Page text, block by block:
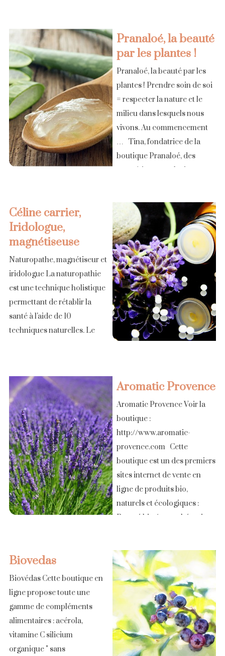
ébullition, [...]
Pranaloé, la beauté
par les plantes !
Pranaloé, la beauté par les
plantes ! Prendre soin de soi
= respecter la nature et le
milieu dans lesquels nous
vivons. Au commencement
… Tina, fondatrice de la
boutique Pranaloé, des
cosmétiques exclusivement
[...]
Céline carrier,
Iridologue,
magnétiseuse
Naturopathe, magnétiseur et
iridologue La naturopathie
est une technique holistique
permettant de rétablir la
santé à l'aide de 10
techniques naturelles. Le
dans [...]
Aromatic Provence
Aromatic Provence Voir la
boutique :
http://www.aromatic-
provence.com Cette
boutique est un des premiers
sites internet de vente en
ligne de produits bio,
naturels et écologiques :
Beauté bio Aromathérapie
Bien-être santé Epicerie fine
Idées cadeaux Maison
Aromatic Provence propose
[...]
Biovedas
Biovédas Cette boutique en
ligne propose toute une
gamme de compléments
alimentaires : acérola,
vitamine C silicium
organique " sans